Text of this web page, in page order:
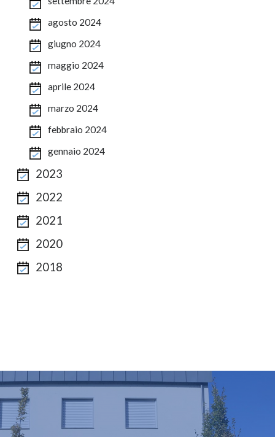
agosto 2024
giugno 2024
maggio 2024
aprile 2024
marzo 2024
febbraio 2024
gennaio 2024
2023
2022
2021
2020
2018